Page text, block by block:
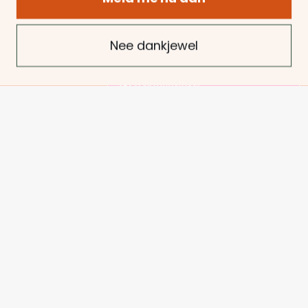
Nee dankjewel